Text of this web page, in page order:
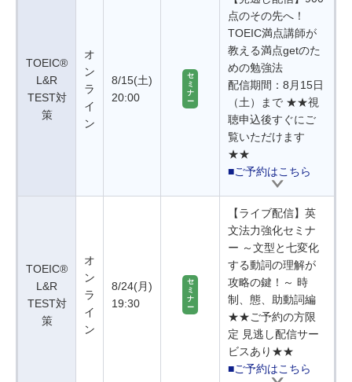
TOEIC®
L&R
TEST対
策
オ
ン
ラ
イ
ン
8/15(土)
20:00
セ
ミ
ナ
ー
点のその先へ！
TOEIC満点講師が
教える満点getのた
めの勉強法
配信期間：8月15日
（土）まで ★★視
聴申込後すぐにご
覧いただけます
★★
■ご予約はこちら
TOEIC®
L&R
TEST対
策
オ
ン
ラ
イ
ン
8/24(月)
19:30
セ
ミ
ナ
ー
【ライブ配信】英
文法力強化セミナ
ー ～文型と七変化
する動詞の理解が
攻略の鍵！～ 時
制、態、助動詞編
★★ご予約の方限
定 見逃し配信サー
ビスあり★★
■ご予約はこちら